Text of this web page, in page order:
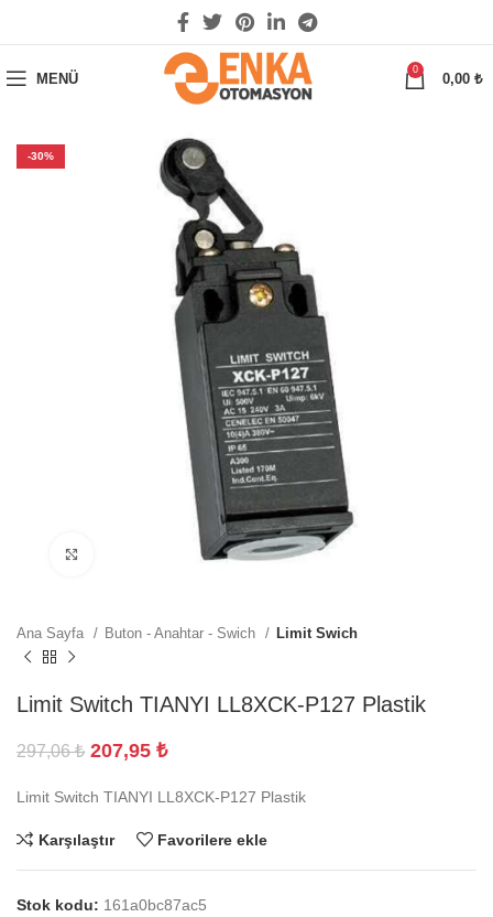
MENÜ
0
0,00 ₺
-30%
Büyütmek için tıklayın
Ana Sayfa Buton - Anahtar - Swich Limit Swich
Limit Switch TIANYI LL8XCK-P127 Plastik
297,06₺ 207,95 ₺
Limit Switch TIANYI LL8XCK-P127 Plastik
Karşılaştır Favorilere ekle
Stok kodu: 161a0bc87ac5